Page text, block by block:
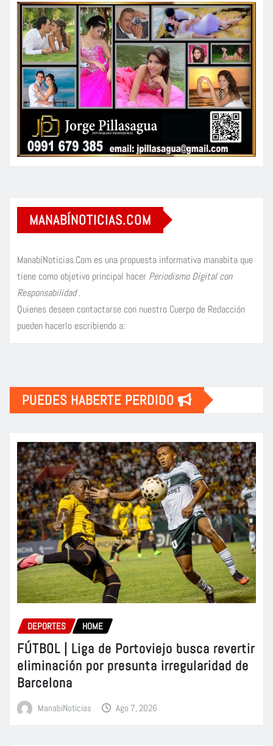
MANABÍNOTICIAS.COM
ManabíNoticias.Com es una propuesta informativa manabita que
tiene como objetivo principal hacer Periodismo Digital con
Responsabilidad.
Quienes deseen contactarse con nuestro Cuerpo de Redacción
pueden hacerlo escribiendo a:
PUEDES HABERTE PERDIDO
DEPORTES HOME
FÚTBOL | Liga de Portoviejo busca revertir
eliminación por presunta irregularidad de
Barcelona
ManabiNoticias Ago 7, 2026